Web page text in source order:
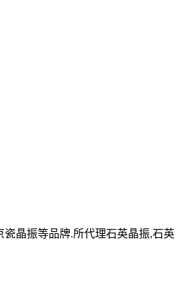
晶振等品牌.所代理石英晶振,石英